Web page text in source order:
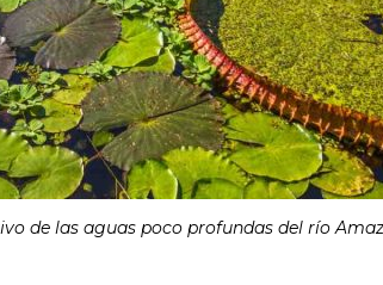
de las aguas poco profundas del río